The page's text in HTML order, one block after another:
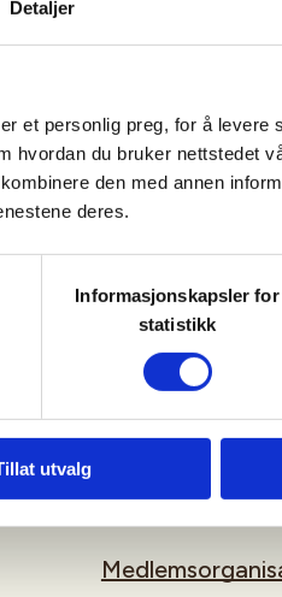
Detaljer
et personlig preg, for å levere
hvordan du bruker nettstedet
den med annen
deres.
Informasjonskapsler for
statistikk
utvalg